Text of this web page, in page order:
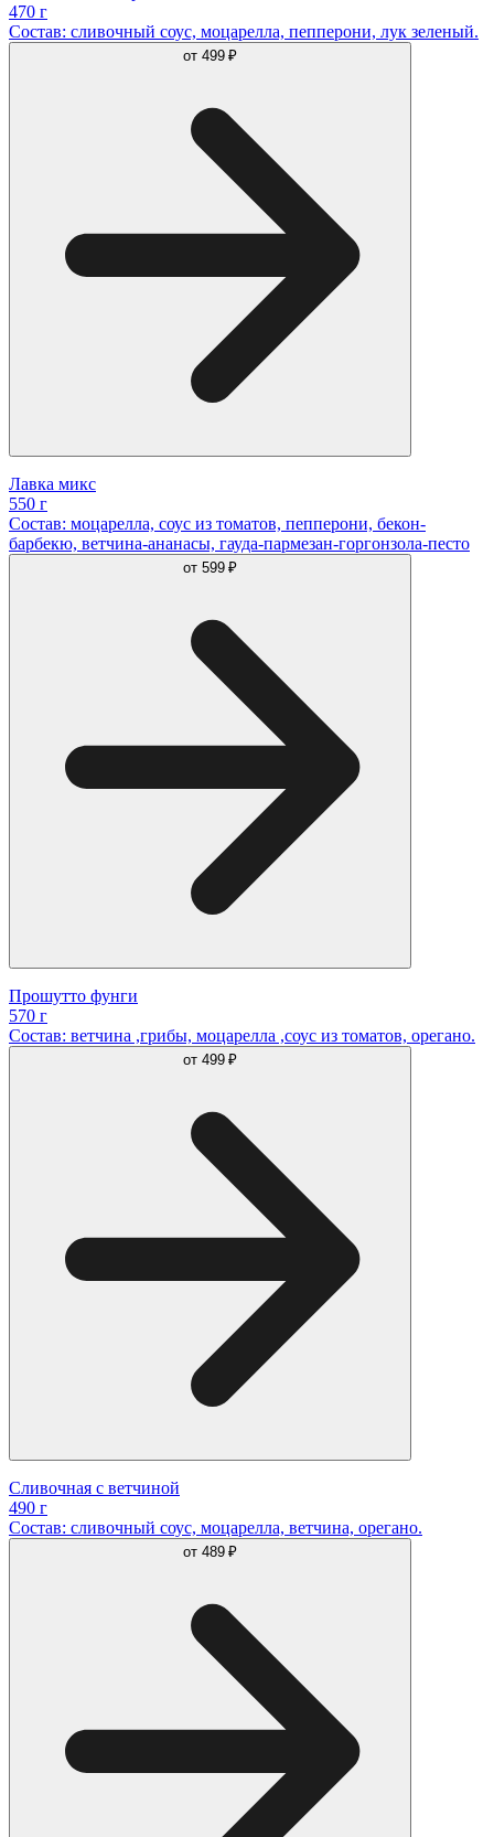
470 г
Состав: сливочный соус, моцарелла, пепперони, лук зеленый.
от 499 ₽
Лавка микс
550 г
Состав: моцарелла, соус из томатов, пепперони, бекон-
барбекю, ветчина-ананасы, гауда-пармезан-горгонзола-песто
от 599 ₽
Прошутто фунги
570 г
Состав: ветчина ,грибы, моцарелла ,соус из томатов, орегано.
от 499 ₽
Сливочная с ветчиной
490 г
Состав: сливочный соус, моцарелла, ветчина, орегано.
от 489 ₽